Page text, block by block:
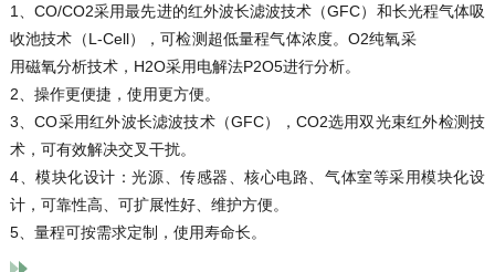
1、CO/CO2采用最先进的红外波长滤波技术（GFC）和长光程气体吸
收池技术（L-Cell），可检测超低量程气体浓度。O2纯氧采
用磁氧分析技术，H2O采用电解法P2O5进行分析。
2、操作更便捷，使用更方便。
3、CO采用红外波长滤波技术（GFC），CO2选用双光束红外检测技
术，可有效解决交叉干扰。
4、模块化设计：光源、传感器、核心电路、气体室等采用模块化设
计，可靠性高、可扩展性好、维护方便。
5、量程可按需求定制，使用寿命长。